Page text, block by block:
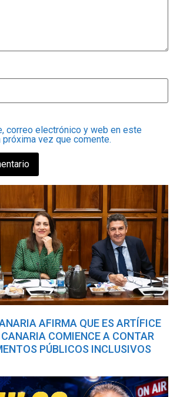
correo electrónico y web en este
próxima vez que comente.
AFIRMA QUE ES ARTÍFICE
CANARIA COMIENCE A CONTAR
PÚBLICOS INCLUSIVOS